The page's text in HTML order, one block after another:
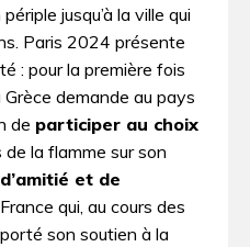
jusqu’à la ville qui
Paris 2024 présente
: pour la première fois
Grèce demande au pays
de participer au choix
de la flamme sur son
et de
qui, au cours des
son soutien à la